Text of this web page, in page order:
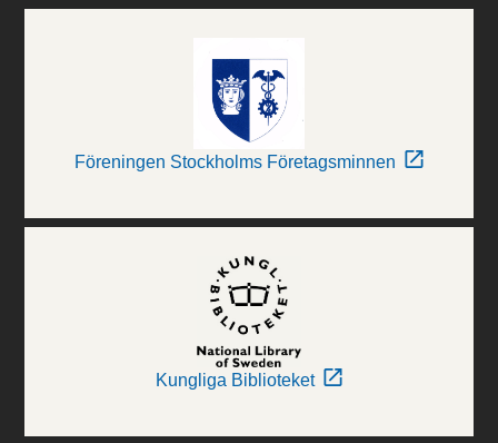
Föreningen Stockholms Företagsminnen
Kungliga Biblioteket